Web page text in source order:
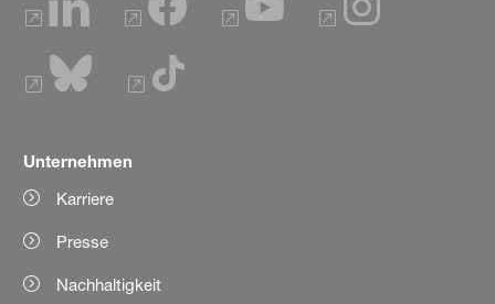
Unternehmen
Karriere
Presse
Nachhaltigkeit